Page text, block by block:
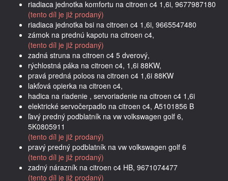
riadiaca jednotka komfortu na citroen c4 1,6i, 9677987180
(tento díl je již prodaný)
riadiaca jednotka bsi na citroen c4 1,6i, 9665547480
zámok na prednú kapotu na citroen c4,
(tento díl je již prodaný)
zadná struna na citroen c4 5 dverový,
rýchlostná páka na citroen c4, 1,6i 88KW,
pravá predná poloos na citroen c4 1,6i 88KW
lakťová opierka na citroen c4,
hadica na riadenie , servoriadenie na citroen c4 1,6i
elektrické servočerpadlo na citroen c4, A5101856 B
ľavý predný podblatník na vw volkswagen golf 6,
5K0805911
(tento díl je již prodaný)
pravý predný podblatník na vw volkswagen golf 6
(tento díl je již prodaný)
zadný nárazník na citroen c4 HB, 9671074477
(tento díl je již prodaný)